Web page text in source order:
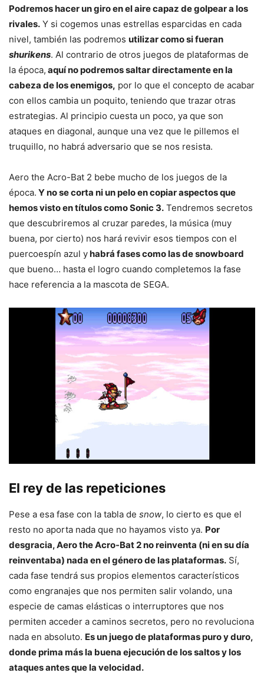
Podremos hacer un giro en el aire capaz de golpear a los
rivales. Y si cogemos unas estrellas esparcidas en cada
nivel, también las podremos utilizar como si fueran
shurikens. Al contrario de otros juegos de plataformas de
la época, aquí no podremos saltar directamente en la
cabeza de los enemigos, por lo que el concepto de acabar
con ellos cambia un poquito, teniendo que trazar otras
estrategias. Al principio cuesta un poco, ya que son
ataques en diagonal, aunque una vez que le pillemos el
truquillo, no habrá adversario que se nos resista.
Aero the Acro-Bat 2 bebe mucho de los juegos de la
época. Y no se corta ni un pelo en copiar aspectos que
hemos visto en títulos como Sonic 3. Tendremos secretos
que descubriremos al cruzar paredes, la música (muy
buena, por cierto) nos hará revivir esos tiempos con el
puercoespín azul yhabrá fases como las de snowboard
que bueno… hasta el logro cuando completemos la fase
hace referencia a la mascota de SEGA.
El rey de las repeticiones
Pese a esa fase con la tabla de snow, lo cierto es que el
resto no aporta nada que no hayamos visto ya. Por
desgracia, Aero the Acro-Bat 2 no reinventa (ni en su día
reinventaba) nada en el género de las plataformas. Sí,
cada fase tendrá sus propios elementos característicos
como engranajes que nos permiten salir volando, una
especie de camas elásticas o interruptores que nos
permiten acceder a caminos secretos, pero no revoluciona
nada en absoluto. Es un juego de plataformas puro y duro,
donde prima más la buena ejecución de los saltos y los
ataques antes que la velocidad.